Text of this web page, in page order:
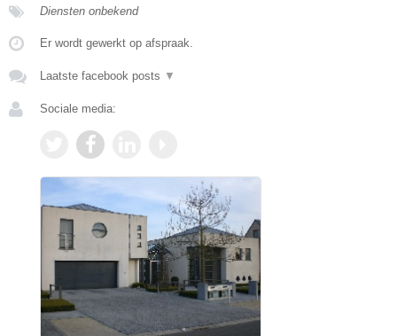
Diensten onbekend
Er wordt gewerkt op afspraak.
Laatste facebook posts ▼
Sociale media: